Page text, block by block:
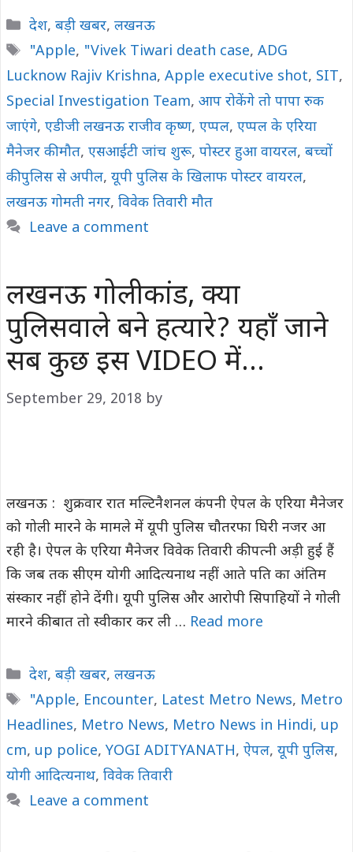
Categories
देश, बड़ी खबर, लखनऊ
Tags
"Apple, "Vivek Tiwari death case, ADG
Lucknow Rajiv Krishna, Apple executive shot, SIT,
Special Investigation Team, आप रोकेंगे तो पापा रुक
जाएंगे, एडीजी लखनऊ राजीव कृष्ण, एप्पल, एप्पल के एरिया
मैनेजर की मौत, एसआईटी जांच शुरू, पोस्टर हुआ वायरल, बच्चों
की पुलिस से अपील, यूपी पुलिस के खिलाफ पोस्टर वायरल,
लखनऊ गोमती नगर, विवेक तिवारी मौत
Leave a comment
लखनऊ गोलीकांड, क्या
पुलिसवाले बने हत्यारे? यहाँ जाने
सब कुछ इस VIDEO में…
September 29, 2018 by
लखनऊ : शुक्रवार रात मल्टिनैशनल कंपनी ऐपल के एरिया मैनेजर
को गोली मारने के मामले में यूपी पुलिस चौतरफा घिरी नजर आ
रही है। ऐपल के एरिया मैनेजर विवेक तिवारी की पत्नी अड़ी हुई हैं
कि जब तक सीएम योगी आदित्यनाथ नहीं आते पति का अंतिम
संस्कार नहीं होने देंगी। यूपी पुलिस और आरोपी सिपाहियों ने गोली
मारने की बात तो स्वीकार कर ली … Read more
Categories
देश, बड़ी खबर, लखनऊ
Tags
"Apple, Encounter, Latest Metro News, Metro
Headlines, Metro News, Metro News in Hindi, up
cm, up police, YOGI ADITYANATH, ऐपल, यूपी पुलिस,
योगी आदित्यनाथ, विवेक तिवारी
Leave a comment